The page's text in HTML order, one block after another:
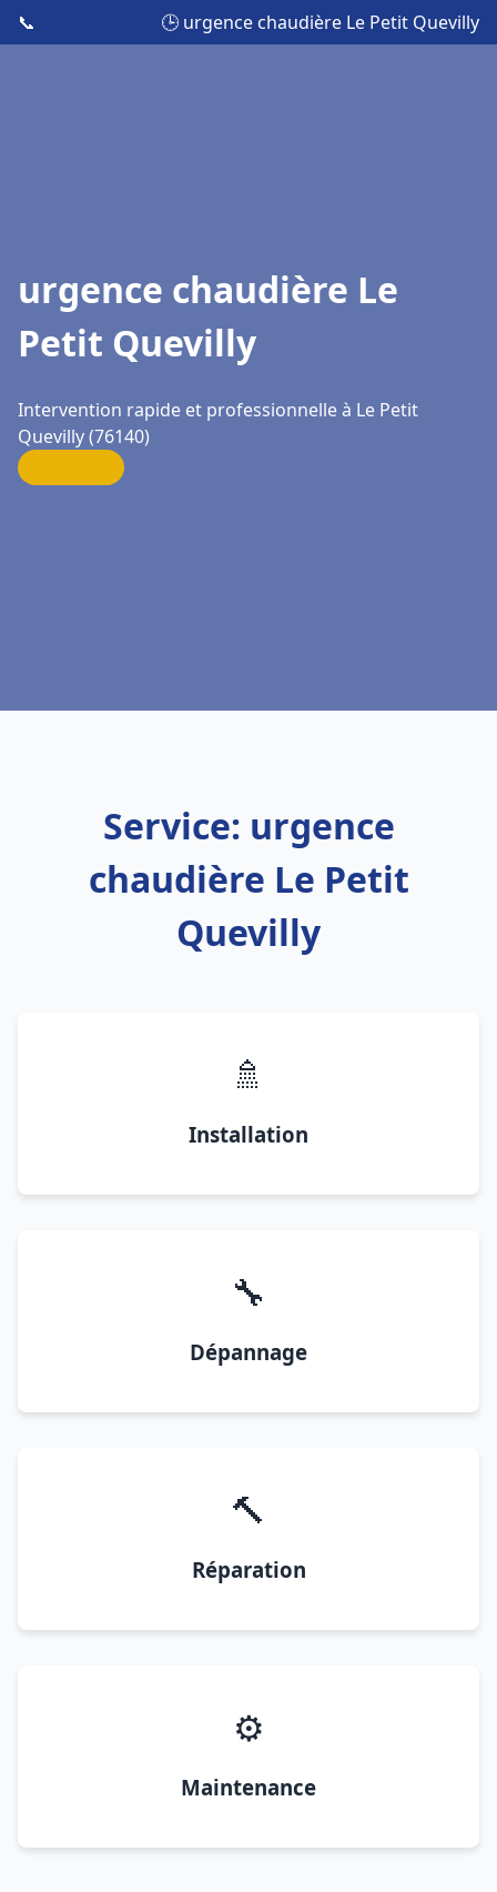
📞 🕒 urgence chaudière Le Petit Quevilly
urgence chaudière Le
Petit Quevilly
Intervention rapide et professionnelle à Le Petit
Quevilly (76140)
Service: urgence
chaudière Le Petit
Quevilly
🚿
Installation
🔧
Dépannage
🔨
Réparation
⚙️
Maintenance